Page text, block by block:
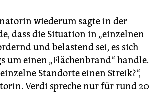
wiederum sagte in der
dass die Situation in „einzelnen
und belastend sei, es sich
um einen ­„Flächenbrand“ handle.
Standorte einen Streik?“,
Verdi spreche nur für rund 20